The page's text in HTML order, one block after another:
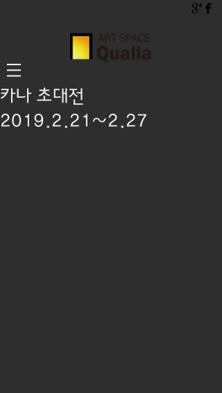
카나 초대전
2019.2.21~2.27